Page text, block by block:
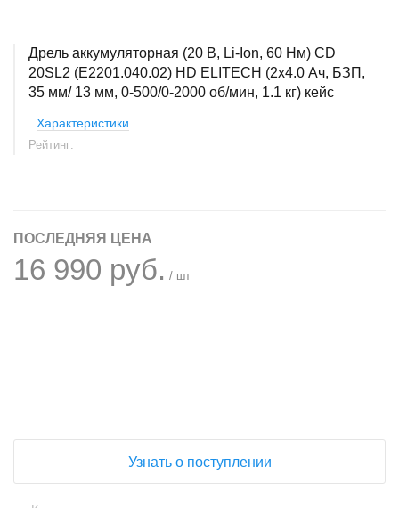
Дрель аккумуляторная (20 В, Li-Ion, 60 Нм) CD
20SL2 (E2201.040.02) HD ELITECH (2x4.0 Ач, БЗП,
35 мм/ 13 мм, 0-500/0-2000 об/мин, 1.1 кг) кейс
Характеристики
Рейтинг:
ПОСЛЕДНЯЯ ЦЕНА
16 990 руб. / шт
Узнать о поступлении